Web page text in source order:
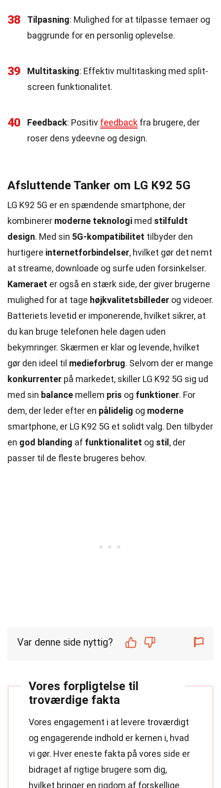
38 Tilpasning: Mulighed for at tilpasse temaer og
baggrunde for en personlig oplevelse.
39 Multitasking: Effektiv multitasking med split-
screen funktionalitet.
40 Feedback: Positiv feedback fra brugere, der
roser dens ydeevne og design.
Afsluttende Tanker om LG K92 5G
LG K92 5G er en spændende smartphone, der
kombinerer moderne teknologi med stilfuldt
design. Med sin 5G-kompatibilitet tilbyder den
hurtigere internetforbindelser, hvilket gør det nemt
at streame, downloade og surfe uden forsinkelser.
Kameraet er også en stærk side, der giver brugerne
mulighed for at tage højkvalitetsbilleder og videoer.
Batteriets levetid er imponerende, hvilket sikrer, at
du kan bruge telefonen hele dagen uden
bekymringer. Skærmen er klar og levende, hvilket
gør den ideel til medieforbrug. Selvom der er mange
konkurrenter på markedet, skiller LG K92 5G sig ud
med sin balance mellem pris og funktioner. For
dem, der leder efter en pålidelig og moderne
smartphone, er LG K92 5G et solidt valg. Den tilbyder
en god blanding af funktionalitet og stil , der
passer til de fleste brugeres behov.
Var denne side nyttig?
Vores forpligtelse til
troværdige fakta
Vores engagement i at levere troværdigt
og engagerende indhold er kernen i, hvad
vi gør. Hver eneste fakta på vores side er
bidraget af rigtige brugere som dig,
hvilket bringer en rigdom af forskellige